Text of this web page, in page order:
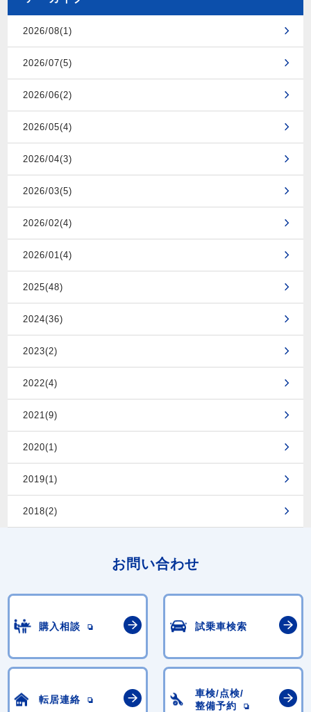
2026/08(1)
2026/07(5)
2026/06(2)
2026/05(4)
2026/04(3)
2026/03(5)
2026/02(4)
2026/01(4)
2025(48)
2024(36)
2023(2)
2022(4)
2021(9)
2020(1)
2019(1)
2018(2)
お問い合わせ
購入相談 試乗車検索
転居連絡
車検/点検/
整備予約